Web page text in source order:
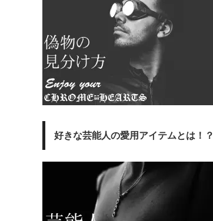
好きな芸能人の愛用アイテムとは！？